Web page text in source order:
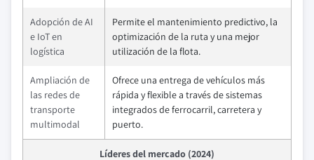
Adopción de AI
e IoT en
logística
Permite el mantenimiento predictivo, la
optimización de la ruta y una mejor
utilización de la flota.
Ampliación de
las redes de
transporte
multimodal
Ofrece una entrega de vehículos más
rápida y flexible a través de sistemas
integrados de ferrocarril, carretera y
puerto.
Líderes del mercado (2024)